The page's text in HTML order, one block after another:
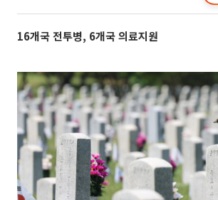
16개국 전투병, 6개국 의료지원